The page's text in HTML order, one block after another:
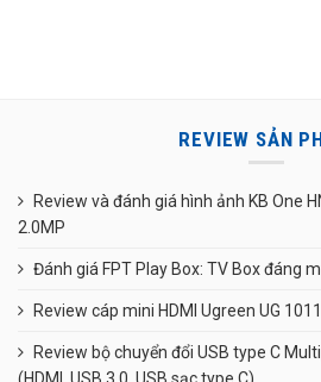
REVIEW SẢN
Review và đánh giá hình ảnh KB One
2.0MP
Đánh giá FPT Play Box: TV Box đáng
Review cáp mini HDMI Ugreen UG
Review bộ chuyển đổi USB type C